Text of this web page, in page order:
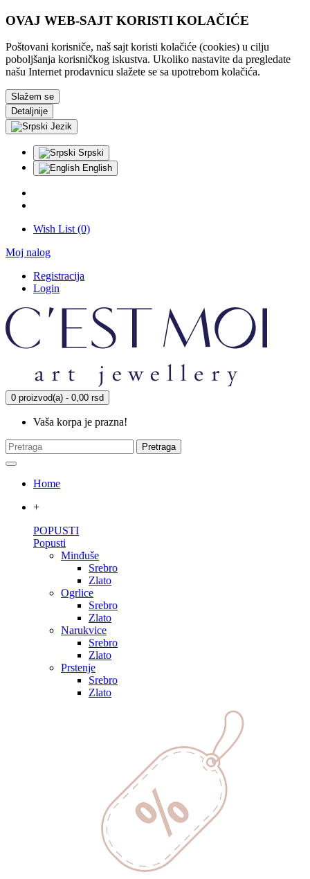
OVAJ WEB-SAJT KORISTI KOLAČIĆE
Poštovani korisniče, naš sajt koristi kolačiće (cookies) u cilju
poboljšanja korisničkog iskustva. Ukoliko nastavite da pregledate
našu Internet prodavnicu slažete se sa upotrebom kolačića.
Slažem se
Detaljnije
Jezik
Srpski
English
Wish List (0)
Moj nalog
Registracija
Login
0 proizvod(a) - 0,00 rsd
Vaša korpa je prazna!
Pretraga
Home
+
POPUSTI
Popusti
Minđuše
Srebro
Zlato
Ogrlice
Srebro
Zlato
Narukvice
Srebro
Zlato
Prstenje
Srebro
Zlato